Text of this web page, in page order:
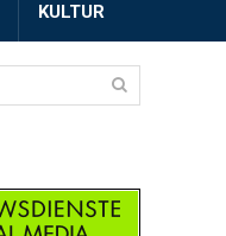
KULTUR